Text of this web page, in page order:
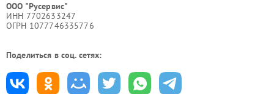
ООО "Русервис"
ИНН 7702633247
ОГРН 1077746335776
Поделиться в соц. сетях: